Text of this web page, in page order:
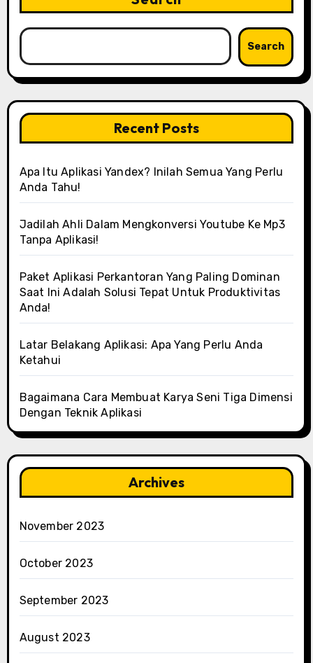
Search
Recent Posts
Apa Itu Aplikasi Yandex? Inilah Semua Yang Perlu
Anda Tahu!
Jadilah Ahli Dalam Mengkonversi Youtube Ke Mp3
Tanpa Aplikasi!
Paket Aplikasi Perkantoran Yang Paling Dominan
Saat Ini Adalah Solusi Tepat Untuk Produktivitas
Anda!
Latar Belakang Aplikasi: Apa Yang Perlu Anda
Ketahui
Bagaimana Cara Membuat Karya Seni Tiga Dimensi
Dengan Teknik Aplikasi
Archives
November 2023
October 2023
September 2023
August 2023